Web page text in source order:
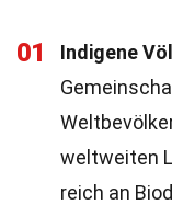
01 Indigene
weltweiten
reich an